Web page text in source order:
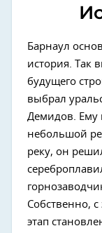
Барнаул
история. Так
будущего
выбрал
Демидов. Ему
небольшой
реку, он
Собственно,
этап